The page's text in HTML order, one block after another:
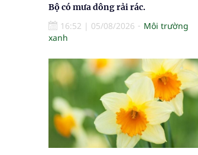
Bộ có mưa dông rải rác.
16:52 | 05/08/2026
Môi trường
xanh